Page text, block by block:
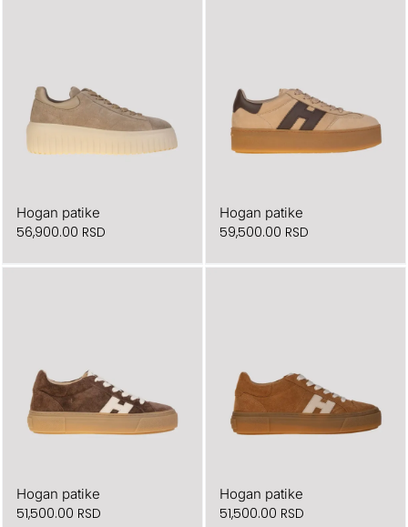
Hogan patike
56,900.00 RSD
Hogan patike
59,500.00 RSD
Hogan patike
51,500.00 RSD
Hogan patike
51,500.00 RSD